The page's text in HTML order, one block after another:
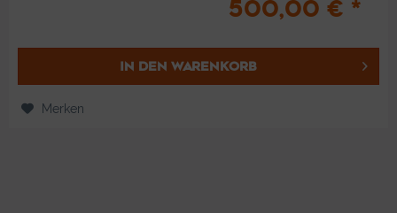
500,00 € *
IN DEN WARENKORB
Merken